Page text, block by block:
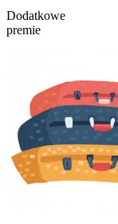
Dodatkowe
premie